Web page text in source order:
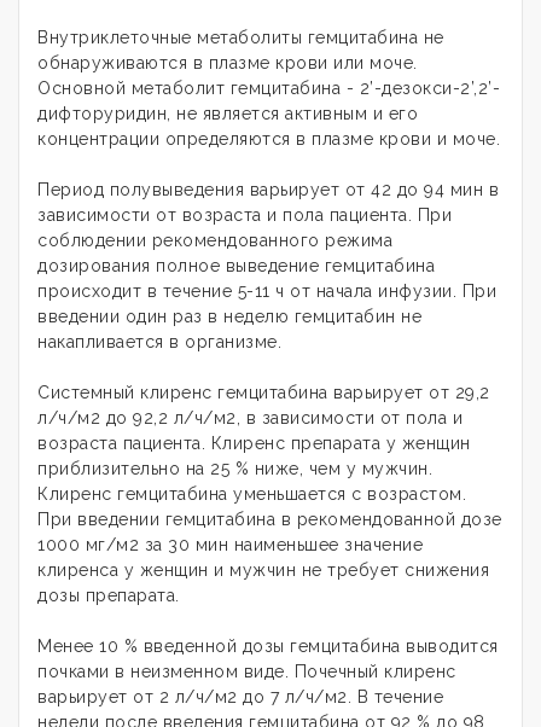
Внутриклеточные метаболиты гемцитабина не
обнаруживаются в плазме крови или моче.
Основной метаболит гемцитабина - 2’-дезокси-2’,2’-
дифторуридин, не является активным и его
концентрации определяются в плазме крови и моче.
Период полувыведения варьирует от 42 до 94 мин в
зависимости от возраста и пола пациента. При
соблюдении рекомендованного режима
дозирования полное выведение гемцитабина
происходит в течение 5-11 ч от начала инфузии. При
введении один раз в неделю гемцитабин не
накапливается в организме.
Системный клиренс гемцитабина варьирует от 29,2
л/ч/м2 до 92,2 л/ч/м2, в зависимости от пола и
возраста пациента. Клиренс препарата у женщин
приблизительно на 25 % ниже, чем у мужчин.
Клиренс гемцитабина уменьшается с возрастом.
При введении гемцитабина в рекомендованной дозе
1000 мг/м2 за 30 мин наименьшее значение
клиренса у женщин и мужчин не требует снижения
дозы препарата.
Менее 10 % введенной дозы гемцитабина выводится
почками в неизменном виде. Почечный клиренс
варьирует от 2 л/ч/м2 до 7 л/ч/м2. В течение
недели после введения гемцитабина от 92 % до 98